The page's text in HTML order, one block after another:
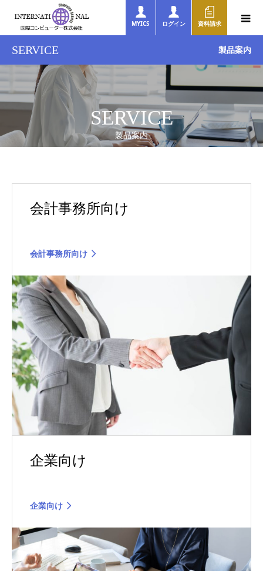
MYICS ログイン 資料請求
SERVICE 製品案内
SERVICE
製品案内
会計事務所向け
会計事務所向け
企業向け
企業向け